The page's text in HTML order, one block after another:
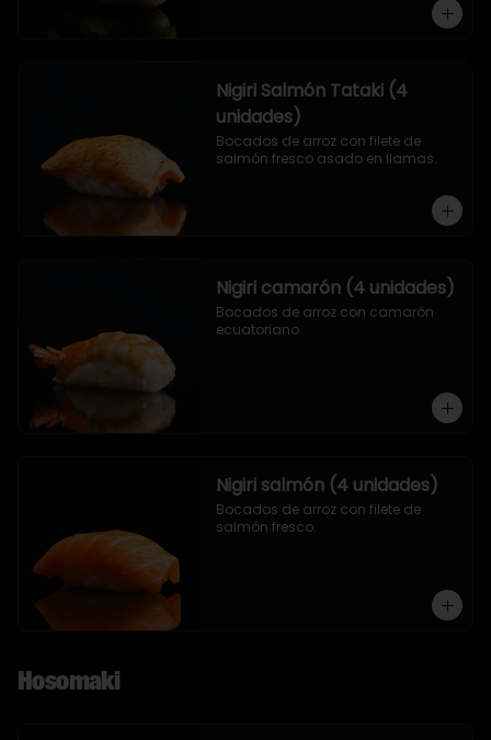
Nigiri Salmón Tataki (4
unidades)
Bocados de arroz con filete de
salmón fresco asado en llamas.
Nigiri camarón (4 unidades)
Bocados de arroz con camarón
ecuatoriano.
Nigiri salmón (4 unidades)
Bocados de arroz con filete de
salmón fresco.
Hosomaki